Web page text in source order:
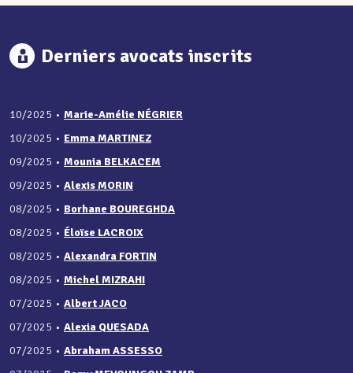
Derniers avocats inscrits
10/2025 • Marie-Amélie NÉGRIER
10/2025 • Emma MARTINEZ
09/2025 • Mounia BELKACEM
09/2025 • Alexis MORIN
08/2025 • Borhane BOUREGHDA
08/2025 • Éloïse LACROIX
08/2025 • Alexandra FORTIN
08/2025 • Michel MIZRAHI
07/2025 • Albert JACO
07/2025 • Alexia QUESADA
07/2025 • Abraham ASSESSO